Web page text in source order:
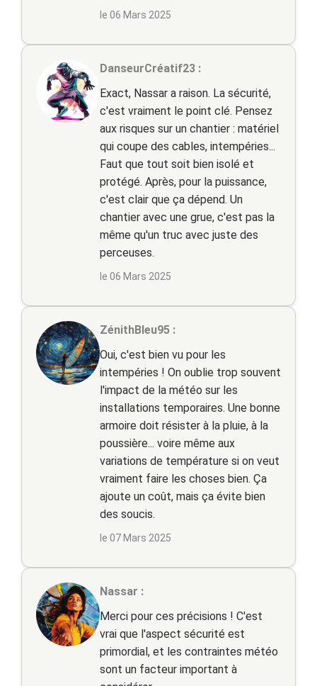
le 06 Mars 2025
DanseurCréatif23 :
Exact, Nassar a raison. La sécurité,
c'est vraiment le point clé. Pensez
aux risques sur un chantier : matériel
qui coupe des cables, intempéries...
Faut que tout soit bien isolé et
protégé. Après, pour la puissance,
c'est clair que ça dépend. Un
chantier avec une grue, c'est pas la
même qu'un truc avec juste des
perceuses.
le 06 Mars 2025
ZénithBleu95 :
Oui, c'est bien vu pour les
intempéries ! On oublie trop souvent
l'impact de la météo sur les
installations temporaires. Une bonne
armoire doit résister à la pluie, à la
poussière... voire même aux
variations de température si on veut
vraiment faire les choses bien. Ça
ajoute un coût, mais ça évite bien
des soucis.
le 07 Mars 2025
Nassar :
Merci pour ces précisions ! C'est
vrai que l'aspect sécurité est
primordial, et les contraintes météo
sont un facteur important à